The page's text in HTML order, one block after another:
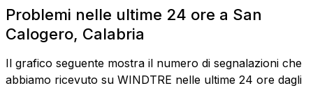
Problemi nelle ultime 24 ore a San
Calogero, Calabria
Il grafico seguente mostra il numero di segnalazioni che
abbiamo ricevuto su WINDTRE nelle ultime 24 ore dagli